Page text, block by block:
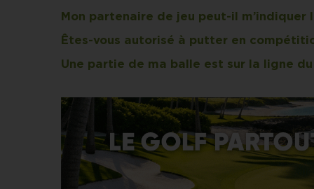
Mon partenaire de jeu peut-il m’indiquer
Êtes-vous autorisé à putter en
Une partie de ma balle est sur la ligne